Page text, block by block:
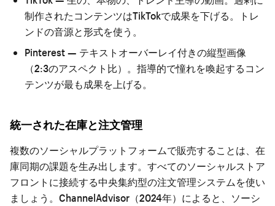
制作されたコンテンツはTikTokで成果を下げる。トレ
ンドの音源と形式を使う。
Pinterest— テキストオーバーレイ付きの縦型画像
（2:3のアスペクト比）。指導的で憧れを喚起するコン
テンツが最も成果を上げる。
統一された在庫と注文管理
複数のソーシャルプラットフォームで販売することは、在
庫同期の課題を生み出します。すべてのソーシャルストア
フロントに接続する中央集約型の注文管理システムを使い
ましょう。ChannelAdvisor（2024年）によると、ソーシ